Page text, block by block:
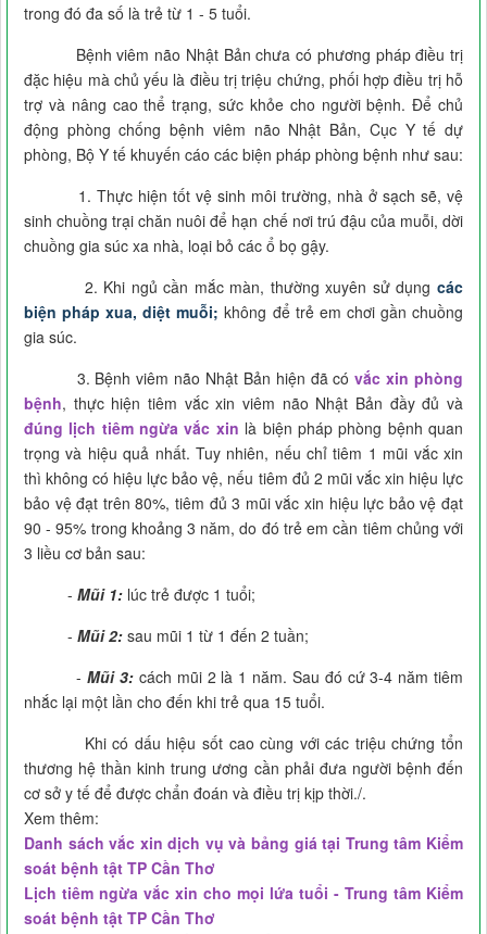
trong đó đa số là trẻ từ 1 - 5 tuổi.
Bệnh viêm não Nhật Bản chưa có phương pháp điều trị
đặc hiệu mà chủ yếu là điều trị triệu chứng, phối hợp điều trị hỗ
trợ và nâng cao thể trạng, sức khỏe cho người bệnh. Để chủ
động phòng chống bệnh viêm não Nhật Bản, Cục Y tế dự
phòng, Bộ Y tế khuyến cáo các biện pháp phòng bệnh như sau:
1. Thực hiện tốt vệ sinh môi trường, nhà ở sạch sẽ, vệ
sinh chuồng trại chăn nuôi để hạn chế nơi trú đậu của muỗi, dời
chuồng gia súc xa nhà, loại bỏ các ổ bọ gậy.
2. Khi ngủ cần mắc màn, thường xuyên sử dụng các
biện pháp xua, diệt muỗi; không để trẻ em chơi gần chuồng
gia súc.
3. Bệnh viêm não Nhật Bản hiện đã cóvắc xin phòng
bệnh, thực hiện tiêm vắc xin viêm não Nhật Bản đầy đủ và
đúng lịch tiêm ngừa vắc xin là biện pháp phòng bệnh quan
trọng và hiệu quả nhất. Tuy nhiên, nếu chỉ tiêm 1 mũi vắc xin
thì không có hiệu lực bảo vệ, nếu tiêm đủ 2 mũi vắc xin hiệu lực
bảo vệ đạt trên 80%, tiêm đủ 3 mũi vắc xin hiệu lực bảo vệ đạt
90 - 95% trong khoảng 3 năm, do đó trẻ em cần tiêm chủng với
3 liều cơ bản sau:
- Mũi 1: lúc trẻ được 1 tuổi;
- Mũi 2: sau mũi 1 từ 1 đến 2 tuần;
-Mũi 3: cách mũi 2 là 1 năm. Sau đó cứ 3-4 năm tiêm
nhắc lại một lần cho đến khi trẻ qua 15 tuổi.
Khi có dấu hiệu sốt cao cùng với các triệu chứng tổn
thương hệ thần kinh trung ương cần phải đưa người bệnh đến
cơ sở y tế để được chẩn đoán và điều trị kịp thời./.
Xem thêm:
Danh sách vắc xin dịch vụ và bảng giá tại Trung tâm Kiểm
soát bệnh tật TP Cần Thơ
Lịch tiêm ngừa vắc xin cho mọi lứa tuổi - Trung tâm Kiểm
soát bệnh tật TP Cần Thơ